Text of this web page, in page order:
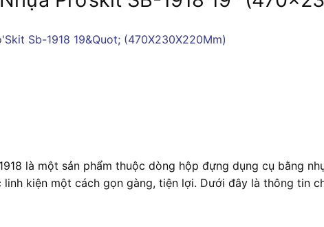
là một sản phẩm thuộc dòng hộp đựng dụng cụ bằng
linh kiện một cách gọn gàng, tiện lợi. Dưới đây là thông tin